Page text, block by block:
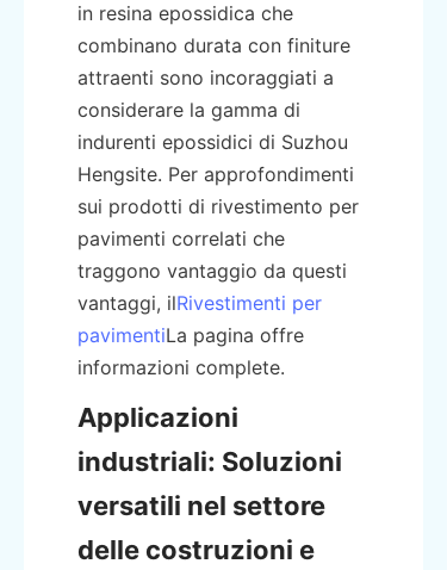
in resina epossidica che
combinano durata con finiture
attraenti sono incoraggiati a
considerare la gamma di
indurenti epossidici di Suzhou
Hengsite. Per approfondimenti
sui prodotti di rivestimento per
pavimenti correlati che
traggono vantaggio da questi
vantaggi, ilRivestimenti per
pavimentiLa pagina offre
informazioni complete.
Applicazioni
industriali: Soluzioni
versatili nel settore
delle costruzioni e